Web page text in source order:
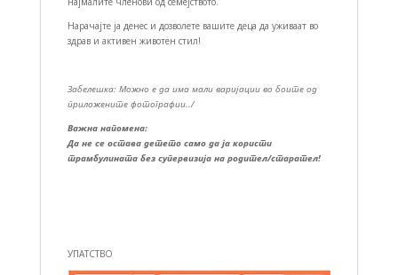
Нарачајте ја денес и дозволете вашите деца да уживаат во
здрав и активен животен стил!
Забелешка: Можно е да има мали варијации во боите од
приложените фотографии../
Важна напомена:
Да не се остава детето само да ја користи
трамбулината без супервизија на родител/старател!
УПАТСТВО